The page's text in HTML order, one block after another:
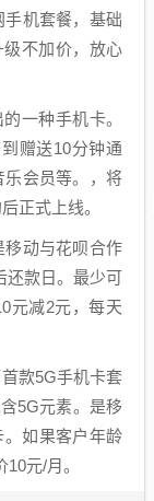
机套餐，基础
不加价，放心
一种手机卡。
赠送10分钟通
乐会员等。，将
正式上线。
移动与花呗合作
还款日。最少可
元减2元，每天
款5G手机卡套
5G元素。是移
如果客户年龄
元/月。